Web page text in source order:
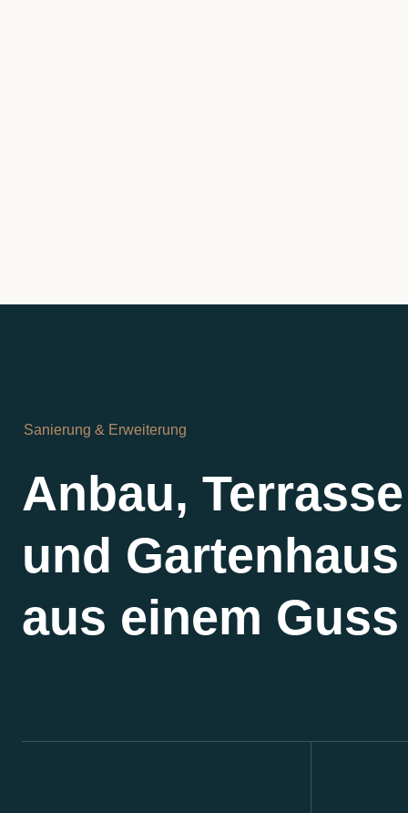
Sanierung & Erweiterung
Anbau, Terrasse
und Gartenhaus
aus einem Guss